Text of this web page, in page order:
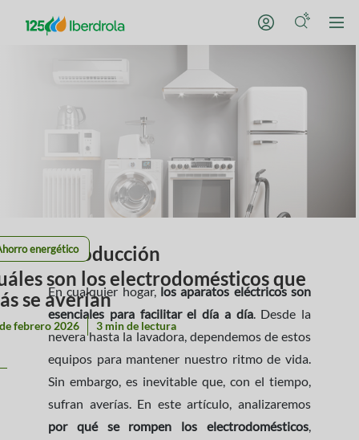
energético
son los electrodomésticos que
se averían
febrero 2026 3 min de lectura
Introducción
En cualquier hogar, los aparatos eléctricos son
esenciales para facilitar el día a día. Desde la
nevera hasta la lavadora, dependemos de estos
equipos para mantener nuestro ritmo de vida.
Sin embargo, es inevitable que, con el tiempo,
sufran averías. En este artículo, analizaremos
por qué se rompen los electrodomésticos,